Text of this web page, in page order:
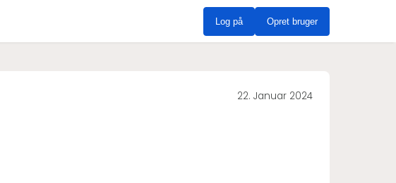
Log på Opret bruger
22. Januar 2024